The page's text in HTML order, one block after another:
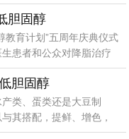
胆固醇
教育计划”五周年庆典仪式
生患者和公众对降脂治疗
胆固醇
类、蛋类还是大豆制
其搭配，提鲜、增色，